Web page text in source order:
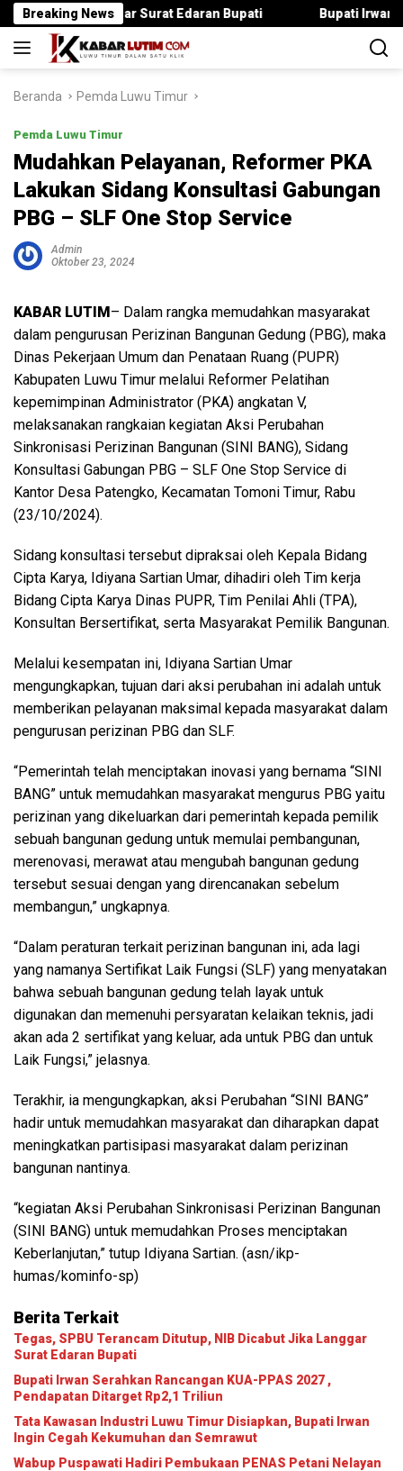
Langsung
ke
konten
Breaking News
Langgar Surat Edaran Bupati Bupati Irwan Serahkan
Beranda Pemda Luwu Timur
Pemda Luwu Timur
Mudahkan Pelayanan, Reformer PKA
Lakukan Sidang Konsultasi Gabungan
PBG – SLF One Stop Service
Admin
Oktober 23, 2024
KABAR LUTIM– Dalam rangka memudahkan masyarakat
dalam pengurusan Perizinan Bangunan Gedung (PBG), maka
Dinas Pekerjaan Umum dan Penataan Ruang (PUPR)
Kabupaten Luwu Timur melalui Reformer Pelatihan
kepemimpinan Administrator (PKA) angkatan V,
melaksanakan rangkaian kegiatan Aksi Perubahan
Sinkronisasi Perizinan Bangunan (SINI BANG), Sidang
Konsultasi Gabungan PBG – SLF One Stop Service di
Kantor Desa Patengko, Kecamatan Tomoni Timur, Rabu
(23/10/2024).
Sidang konsultasi tersebut dipraksai oleh Kepala Bidang
Cipta Karya, Idiyana Sartian Umar, dihadiri oleh Tim kerja
Bidang Cipta Karya Dinas PUPR, Tim Penilai Ahli (TPA),
Konsultan Bersertifikat, serta Masyarakat Pemilik Bangunan.
Melalui kesempatan ini, Idiyana Sartian Umar
mengungkapkan, tujuan dari aksi perubahan ini adalah untuk
memberikan pelayanan maksimal kepada masyarakat dalam
pengurusan perizinan PBG dan SLF.
“Pemerintah telah menciptakan inovasi yang bernama “SINI
BANG” untuk memudahkan masyarakat mengurus PBG yaitu
perizinan yang dikeluarkan dari pemerintah kepada pemilik
sebuah bangunan gedung untuk memulai pembangunan,
merenovasi, merawat atau mengubah bangunan gedung
tersebut sesuai dengan yang direncanakan sebelum
membangun,” ungkapnya.
“Dalam peraturan terkait perizinan bangunan ini, ada lagi
yang namanya Sertifikat Laik Fungsi (SLF) yang menyatakan
bahwa sebuah bangunan gedung telah layak untuk
digunakan dan memenuhi persyaratan kelaikan teknis, jadi
akan ada 2 sertifikat yang keluar, ada untuk PBG dan untuk
Laik Fungsi,” jelasnya.
Terakhir, ia mengungkapkan, aksi Perubahan “SINI BANG”
hadir untuk memudahkan masyarakat dan diharapkan dapat
meningkatkan partisipasi masyarakat dalam perizinan
bangunan nantinya.
“kegiatan Aksi Perubahan Sinkronisasi Perizinan Bangunan
(SINI BANG) untuk memudahkan Proses menciptakan
Keberlanjutan,” tutup Idiyana Sartian. (asn/ikp-
humas/kominfo-sp)
Berita Terkait
Tegas, SPBU Terancam Ditutup, NIB Dicabut Jika Langgar
Surat Edaran Bupati
Bupati Irwan Serahkan Rancangan KUA-PPAS 2027 ,
Pendapatan Ditarget Rp2,1 Triliun
Tata Kawasan Industri Luwu Timur Disiapkan, Bupati Irwan
Ingin Cegah Kekumuhan dan Semrawut
Wabup Puspawati Hadiri Pembukaan PENAS Petani Nelayan